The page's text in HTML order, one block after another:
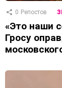
0 Репостов
«Это наши
Гросу